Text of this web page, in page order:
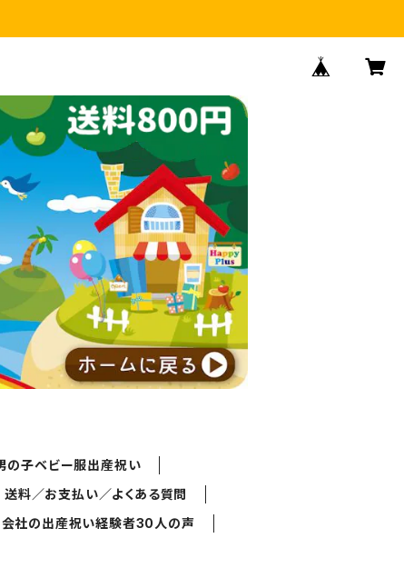
子ベビー服出産祝い
送料／お支払い／よくある質問
会社の出産祝い経験者30人の声